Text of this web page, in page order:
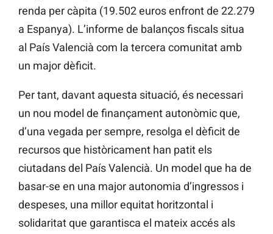
renda per càpita (19.502 euros enfront de 22.279
a Espanya). L’informe de balanços fiscals situa
al País Valencià com la tercera comunitat amb
un major dèficit.
Per tant, davant aquesta situació, és necessari
un nou model de finançament autonòmic que,
d’una vegada per sempre, resolga el dèficit de
recursos que històricament han patit els
ciutadans del País Valencià. Un model que ha de
basar-se en una major autonomia d’ingressos i
despeses, una millor equitat horitzontal i
solidaritat que garantisca el mateix accés als